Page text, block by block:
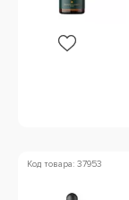
Код товара: 37953